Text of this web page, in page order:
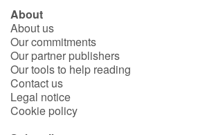
About
About us
Our commitments
Our partner publishers
Our tools to help reading
Contact us
Legal notice
Cookie policy